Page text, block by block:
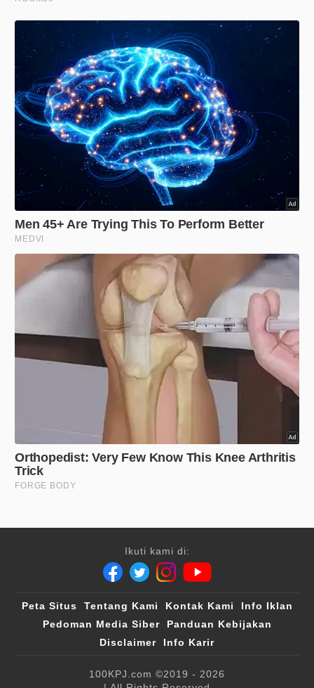
Ikuti kami di:
Peta Situs Tentang Kami Kontak Kami
Info Iklan
Pedoman Media Siber
Panduan Kebijakan
Disclaimer
Info Karir
100KPJ.com ©2019 - 2026